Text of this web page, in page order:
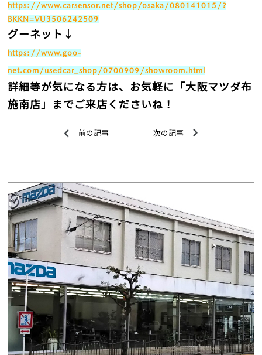
https://www.carsensor.net/shop/osaka/080141015/?
BKKN=VU3506242509
グーネット↓
https://www.goo-
net.com/usedcar_shop/0700909/showroom.html
詳細等が気になる方は、お気軽に「大阪マツダ布
施南店」までご来店くださいね！
前の記事 次の記事